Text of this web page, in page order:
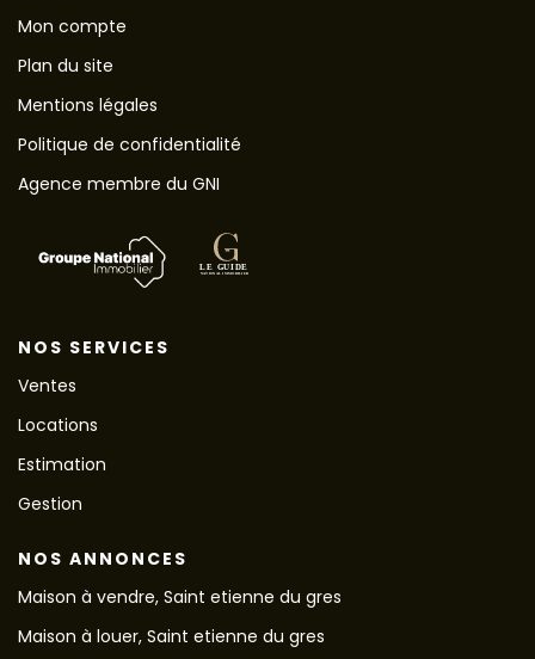
Mon compte
Plan du site
Mentions légales
Politique de confidentialité
Agence membre du GNI
NOS SERVICES
Ventes
Locations
Estimation
Gestion
NOS ANNONCES
Maison à vendre, Saint etienne du gres
Maison à louer, Saint etienne du gres